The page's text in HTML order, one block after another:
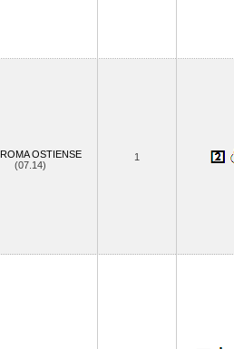
ROMA OSTIENSE
(07.14)
1